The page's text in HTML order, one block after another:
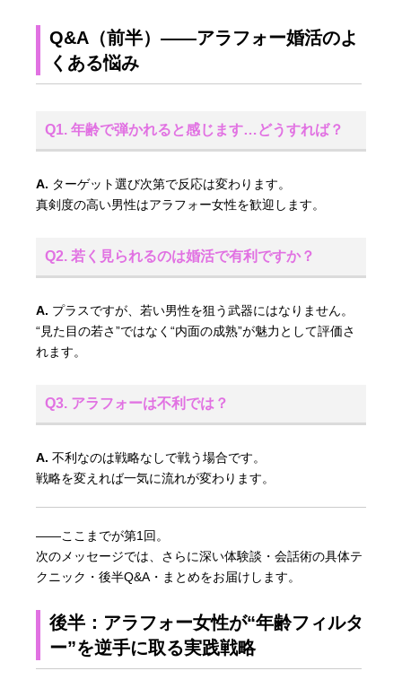
Q&A（前半）――アラフォー婚活のよ
くある悩み
Q1. 年齢で弾かれると感じます…どうすれば？
A. ターゲット選び次第で反応は変わります。
真剣度の高い男性はアラフォー女性を歓迎します。
Q2. 若く見られるのは婚活で有利ですか？
A. プラスですが、若い男性を狙う武器にはなりません。
“見た目の若さ”ではなく“内面の成熟”が魅力として評価さ
れます。
Q3. アラフォーは不利では？
A. 不利なのは戦略なしで戦う場合です。
戦略を変えれば一気に流れが変わります。
――ここまでが第1回。
次のメッセージでは、さらに深い体験談・会話術の具体テ
クニック・後半Q&A・まとめをお届けします。
後半：アラフォー女性が“年齢フィルタ
ー”を逆手に取る実践戦略